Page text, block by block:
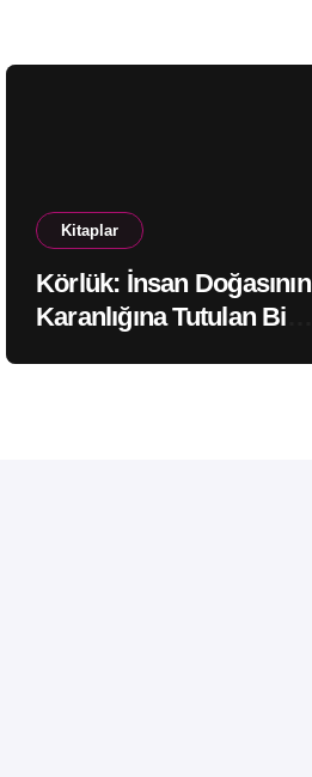
Kitaplar
Körlük: İnsan Doğasının
Karanlığına Tutulan Bir